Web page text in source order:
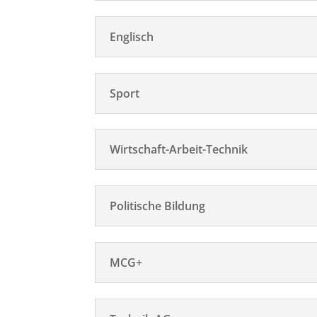
Englisch
Sport
Wirtschaft-Arbeit-Technik
Politische Bildung
MCG+